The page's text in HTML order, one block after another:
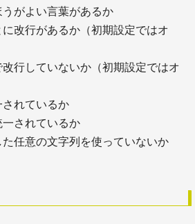
外部SEO対策
内部SEO対策
コンテンツSEO対策
がよい言葉があるか
改行があるか（初期設定ではオ
行していないか（初期設定ではオ
れているか
されているか
任意の文字列を使っていないか